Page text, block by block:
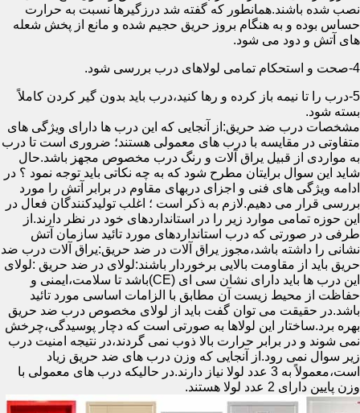
نصب شده باشند.همانطور که گفته شد درزگیرها نسبت به حرارت
حساس بوده و به هنگام بروز حریق حجیم شده و مانع از پخش شعله
های آتش و دود می شود.
4-صحت و استحکام تمامی لولاهای درب بررسی شود.
5-درب را تا نیمه باز کرده و رها کنید،درب باید بدون گیر کردن کاملاً
بسته شود.
مشخصات درب ضد حریق:از آنجایی که این درب ها دارای ویژگی های
متفاوتی در مقایسه با درب های معمولی هستند؛ ضروری است تا درب
به مواردی از قبیل یراق آلات و رنگ درب مخصوص مجهز باشد.حال
شاید این سوال برایتان مطرح شود که به چه نکاتی باید توجه نمود ؟ در
ادامه ویژگی های فنی و اجزای دربهای مقاوم در برابر آتش را مورد
بررسی قرار می دهیم.لازم به ذکر است ؛ اغلب تولیدکنندگان فعال در
این حوزه تمامی موارد زیر را در استانداردهای خود در نظر دارند.از
طرفی در صورتی که درب استانداردهای مورد تائید سازمان آتش
نشانی را داشته باشد،مجوز یراق آلات در ضد حریق:یراق آلات درب ضد
حریق باید از مقاومت بالایی برخوردار باشند:لولای در ضد حریق :لولای
این درب ها باید دارای نشان سی ای (CE)باشد تا سلامت،ایمنی و
حفاظت از محیط زیست آن مطابق با الزامات اساسی مورد تائید
باشد.در حقیقت می توان گفت باید از لولای مخصوص درب ضد حریق
بهره برد.ساختار این لولاها به صورتی است که دچار پوسیدگی،چرخش
نمی شوند و در برابر حرارت بالا ذوب نمی گردند،در نتیجه امنیت درب
زیر سوال نمی رود.از آنجایی که وزن درب های ضد حریق زیاد
است،معمولاً به 3 عدد لولا نیاز دارند.در حالیکه درب های معمولی با
وزن پایین دارای 2 عدد لولا هستند.